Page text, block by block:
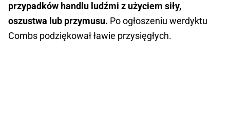
przypadków handlu ludźmi z użyciem siły,
oszustwa lub przymusu. Po ogłoszeniu werdyktu
Combs podziękował ławie przysięgłych.